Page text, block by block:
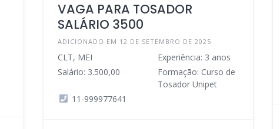
VAGA PARA TOSADOR
SALÁRIO 3500
ADICIONADO EM 12 DE SETEMBRO DE 2025
CLT, MEI
Experiência: 3 anos
Salário: 3.500,00
Formação: Curso de
Tosador Unipet
11-999977641